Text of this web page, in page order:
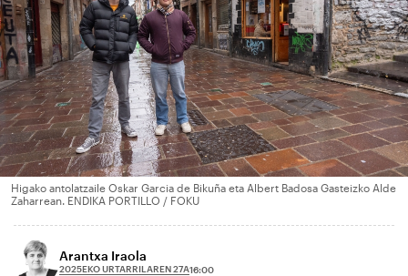
Higako antolatzaile Oskar Garcia de Bikuña eta Albert Badosa Gasteizko Alde
Zaharrean. ENDIKA PORTILLO / FOKU
Arantxa Iraola
2025EKO URTARRILAREN 27A16:00